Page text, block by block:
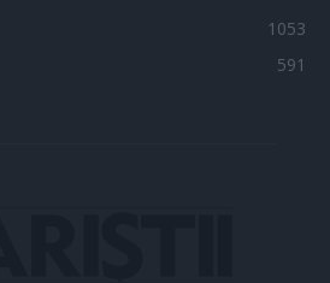
1053
591